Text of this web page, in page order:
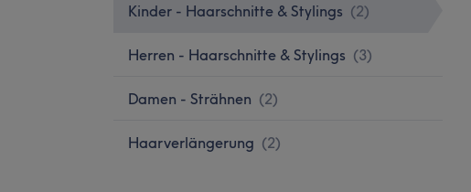
Kinder - Haarschnitte & Stylings (2)
Herren - Haarschnitte & Stylings (3)
Damen - Strähnen (2)
Haarverlängerung (2)